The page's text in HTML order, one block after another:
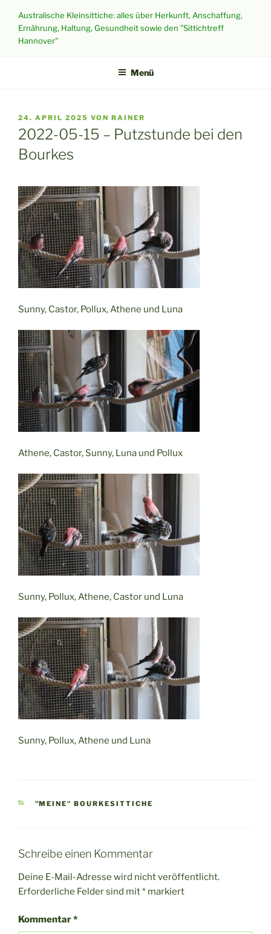
Inhalt
springen
Australische Kleinsittiche: alles über Herkunft, Anschaffung,
Ernährung, Haltung, Gesundheit sowie den "Sittichtreff
Hannover"
Menü
VERÖFFENTLICHT
AM
24. APRIL 2025 VON RAINER
2022-05-15 – Putzstunde bei den
Bourkes
Sunny, Castor, Pollux, Athene und Luna
Athene, Castor, Sunny, Luna und Pollux
Sunny, Pollux, Athene, Castor und Luna
Sunny, Pollux, Athene und Luna
KATEGORIEN
"MEINE" BOURKESITTICHE
Schreibe einen Kommentar
Deine E-Mail-Adresse wird nicht veröffentlicht.
Erforderliche Felder sind mit* markiert
Kommentar*